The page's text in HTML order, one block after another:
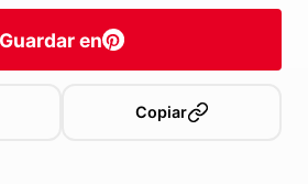
Guardar en
Copiar